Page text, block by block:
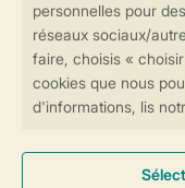
Plus
Transmission
Paiement